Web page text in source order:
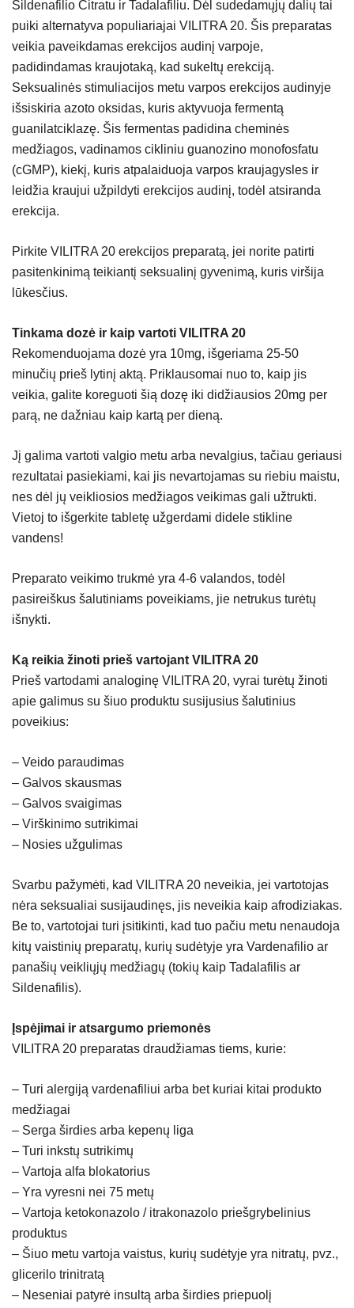
Sildenafilio Citratu ir Tadalafiliu. Dėl sudedamųjų dalių tai
puiki alternatyva populiariajai VILITRA 20. Šis preparatas
veikia paveikdamas erekcijos audinį varpoje,
padidindamas kraujotaką, kad sukeltų erekciją.
Seksualinės stimuliacijos metu varpos erekcijos audinyje
išsiskiria azoto oksidas, kuris aktyvuoja fermentą
guanilatciklazę. Šis fermentas padidina cheminės
medžiagos, vadinamos cikliniu guanozino monofosfatu
(cGMP), kiekį, kuris atpalaiduoja varpos kraujagysles ir
leidžia kraujui užpildyti erekcijos audinį, todėl atsiranda
erekcija.
Pirkite VILITRA 20 erekcijos preparatą, jei norite patirti
pasitenkinimą teikiantį seksualinį gyvenimą, kuris viršija
lūkesčius.
Tinkama dozė ir kaip vartoti VILITRA 20
Rekomenduojama dozė yra 10mg, išgeriama 25-50
minučių prieš lytinį aktą. Priklausomai nuo to, kaip jis
veikia, galite koreguoti šią dozę iki didžiausios 20mg per
parą, ne dažniau kaip kartą per dieną.
Jį galima vartoti valgio metu arba nevalgius, tačiau geriausi
rezultatai pasiekiami, kai jis nevartojamas su riebiu maistu,
nes dėl jų veikliosios medžiagos veikimas gali užtrukti.
Vietoj to išgerkite tabletę užgerdami didele stikline
vandens!
Preparato veikimo trukmė yra 4-6 valandos, todėl
pasireiškus šalutiniams poveikiams, jie netrukus turėtų
išnykti.
Ką reikia žinoti prieš vartojant VILITRA 20
Prieš vartodami analoginę VILITRA 20, vyrai turėtų žinoti
apie galimus su šiuo produktu susijusius šalutinius
poveikius:
– Veido paraudimas
– Galvos skausmas
– Galvos svaigimas
– Virškinimo sutrikimai
– Nosies užgulimas
Svarbu pažymėti, kad VILITRA 20 neveikia, jei vartotojas
nėra seksualiai susijaudinęs, jis neveikia kaip afrodiziakas.
Be to, vartotojai turi įsitikinti, kad tuo pačiu metu nenaudoja
kitų vaistinių preparatų, kurių sudėtyje yra Vardenafilio ar
panašių veikliųjų medžiagų (tokių kaip Tadalafilis ar
Sildenafilis).
Įspėjimai ir atsargumo priemonės
VILITRA 20 preparatas draudžiamas tiems, kurie:
– Turi alergiją vardenafiliui arba bet kuriai kitai produkto
medžiagai
– Serga širdies arba kepenų liga
– Turi inkstų sutrikimų
– Vartoja alfa blokatorius
– Yra vyresni nei 75 metų
– Vartoja ketokonazolo / itrakonazolo priešgrybelinius
produktus
– Šiuo metu vartoja vaistus, kurių sudėtyje yra nitratų, pvz.,
glicerilo trinitratą
– Neseniai patyrė insultą arba širdies priepuolį